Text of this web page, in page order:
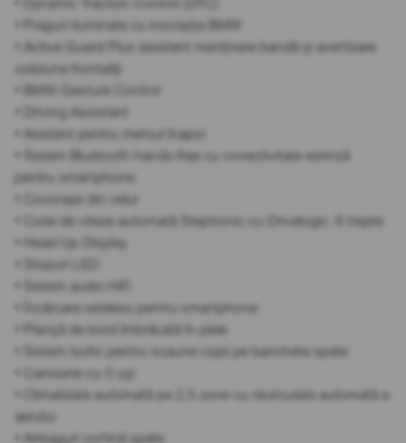
• Praguri iluminate cu inscripția BMW
• Active Guard Plus (asistent menținere bandă și avertizare
coliziune frontală)
• BMW Gesture Control
• Driving Assistant
• Asistent pentru mersul înapoi
• Sistem Bluetooth hands-free cu conectivitate extinsă
pentru smartphone
• Covorașe din velur
• Cutie de viteze automată Steptronic cu Drivelogic, 8 trepte
• Head-Up Display
• Stopuri LED
• Sistem audio HiFi
• Încărcare wireless pentru smartphone
• Planșă de bord îmbrăcată în piele
• Sistem Isofix pentru scaune copii pe bancheta spate
• Caroserie cu 5 uși
• Climatizare automată pe 2,5 zone cu recirculare automată a
aerului
• Airbaguri cortină spate